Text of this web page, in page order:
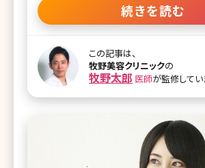
思っている人も多いのではないでしょうか
ロテーゼを入れる隆鼻術をする勇気はない
効果や値段、ダウンタイムなどについて詳し
いと思います。 1.鼻をすっきり高く見せる!ヒアルロン酸注射の
効果とは 1-1.鼻へのヒアルロン酸注射って
鼻に入れるヒアルロン酸の量 1-3.鼻に入
いこと 2-1.鼻へのヒアルロン酸注射の失敗
続きを読む
この記事は、
牧野美容クリニックの
牧野太郎 医師が監修してい